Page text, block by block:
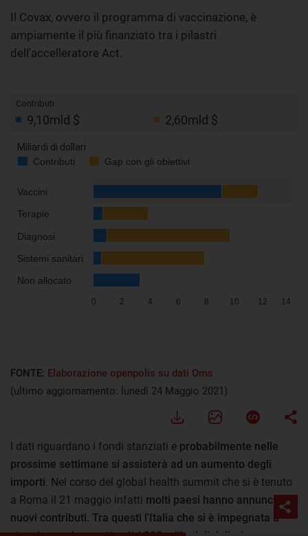
Il Covax, ovvero il programma di vaccinazione, è
ampiamente il più finanziato tra i pilastri
dell'accelleratore Act.
FONTE: Elaborazione openpolis su dati Oms
(ultimo aggiornamento: lunedì 24 Maggio 2021)
I dati riguardano i fondi stanziati e probabilmente nelle
prossime settimane si assisterà ad un aumento degli
importi. Nel corso del global health summit che si è tenuto
a Roma il 21 maggio infatti molti paesi hanno annunciato
nuovi contributi. Tra questi l'Italia che si è impegnata a